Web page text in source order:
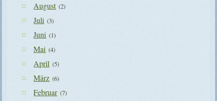
August (2)
Juli (3)
Juni (1)
Mai (4)
April (5)
März (6)
Februar (7)